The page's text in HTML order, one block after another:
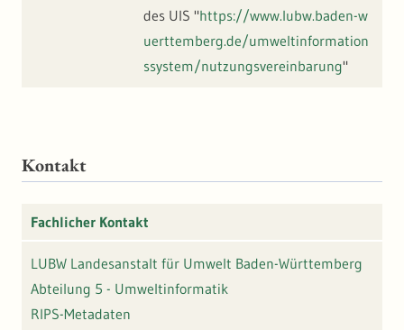
des UIS "https://www.lubw.baden-w
uerttemberg.de/umweltinformation
ssystem/nutzungsvereinbarung"
Kontakt
Fachlicher Kontakt
LUBW Landesanstalt für Umwelt Baden-Württemberg
Abteilung 5 - Umweltinformatik
RIPS-Metadaten